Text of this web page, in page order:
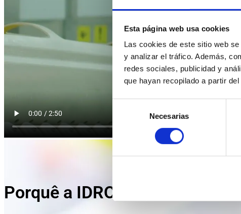
Esta página web usa cookies
Las cookies de este sitio web
y analizar el tráfico. Además,
redes sociales, publicidad y
que hayan recopilado a partir
consentimiento
Necesarias
Porquê a IDRO?